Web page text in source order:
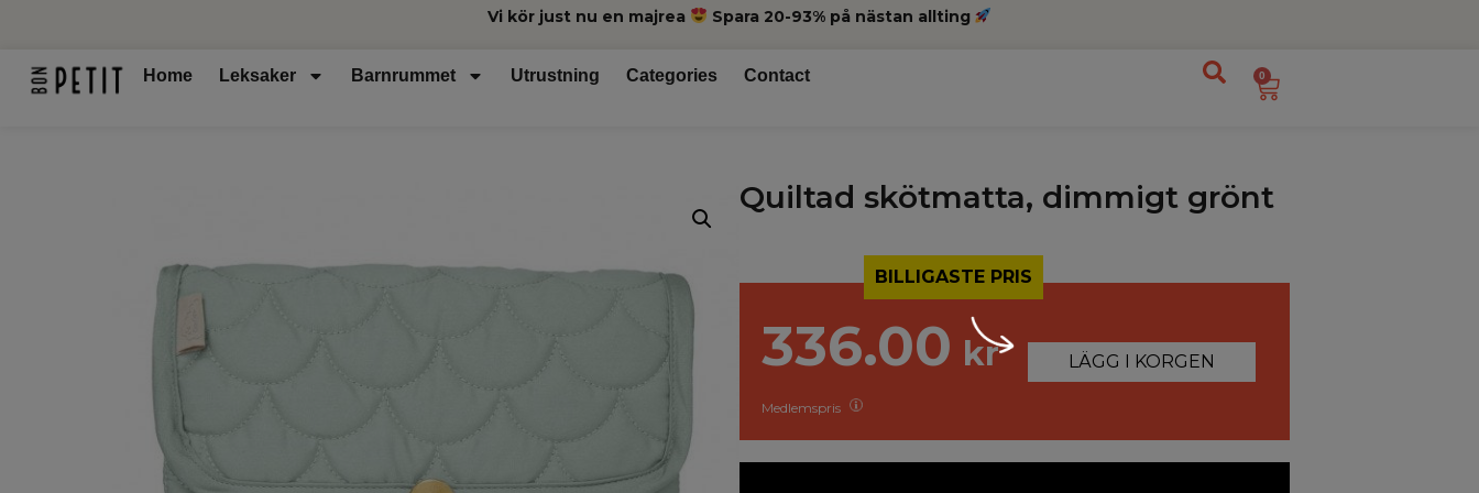
Vi kör just nu en majrea Spara 20-93% på nästan allting
Home Leksaker Barnrummet Utrustning Categories Contact 0
Quiltad skötmatta, dimmigt grönt
BILLIGASTE PRIS
336.00 kr
Medlemspris
LÄGG I KORGEN